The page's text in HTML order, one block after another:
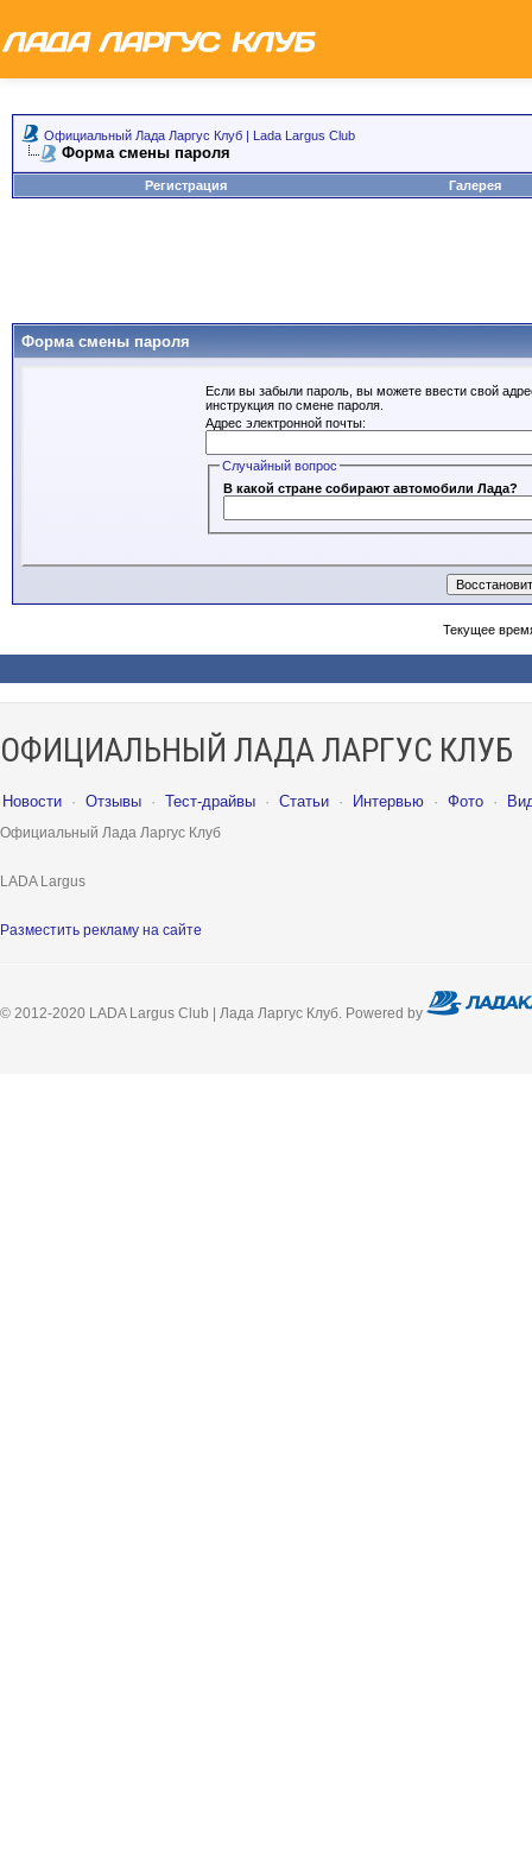
Официальный Лада Ларгус Клуб | Lada Largus Club
Форма смены пароля
Регистрация Галерея
Форма смены пароля
Если вы забыли пароль, вы можете ввести свой
инструкция по смене пароля.
Адрес электронной почты:
Случайный вопрос
В какой стране собирают автомобили Лада?
Текущее
ОФИЦИАЛЬНЫЙ ЛАДА ЛАРГУС КЛУБ
Новости · Отзывы · Тест-драйвы · Статьи · Интервью · Фото ·
Официальный Лада Ларгус Клуб
LADA Largus
Разместить рекламу на сайте
© 2012-2020 LADA Largus Club | Лада Ларгус Клуб. Powered by